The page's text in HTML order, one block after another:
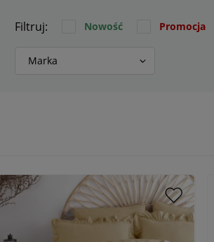
Filtruj: Nowość Promocja
Marka